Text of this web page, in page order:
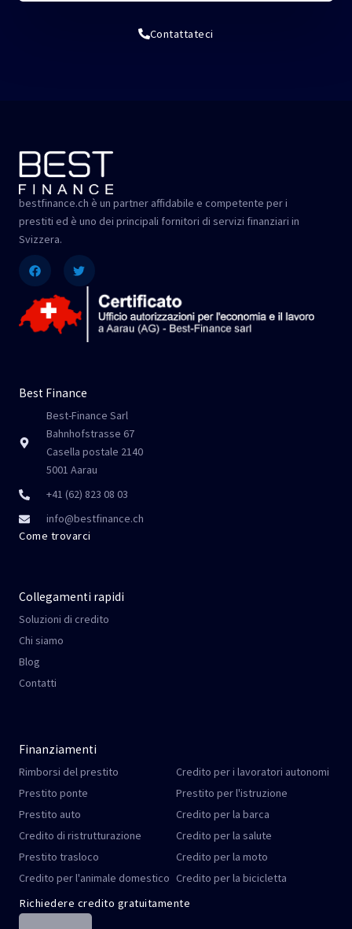
Contattateci
bestfinance.ch è un partner affidabile e competente per i
prestiti ed è uno dei principali fornitori di servizi finanziari in
Svizzera.
Best Finance
Best-Finance Sarl
Bahnhofstrasse 67
Casella postale 2140
5001 Aarau
+41 (62) 823 08 03
info@bestfinance.ch
Come trovarci
Collegamenti rapidi
Soluzioni di credito
Chi siamo
Blog
Contatti
Finanziamenti
Rimborsi del prestito
Prestito ponte
Prestito auto
Credito di ristrutturazione
Prestito trasloco
Credito per l'animale domestico
Credito per i lavoratori autonomi
Prestito per l'istruzione
Credito per la barca
Credito per la salute
Credito per la moto
Credito per la bicicletta
Richiedere credito gratuitamente